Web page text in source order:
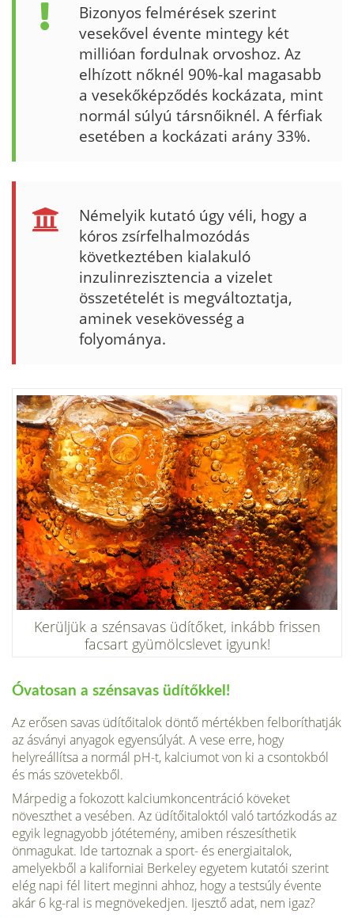
Bizonyos felmérések szerint
vesekővel évente mintegy két
millióan fordulnak orvoshoz. Az
elhízott nőknél 90%-kal magasabb
a vesekőképződés kockázata, mint
normál súlyú társnőiknél. A férfiak
esetében a kockázati arány 33%.
Némelyik kutató úgy véli, hogy a
kóros zsírfelhalmozódás
következtében kialakuló
inzulinrezisztencia a vizelet
összetételét is megváltoztatja,
aminek vesekövesség a
folyománya.
Kerüljük a szénsavas üdítőket, inkább frissen
facsart gyümölcslevet igyunk!
Óvatosan a szénsavas üdítőkkel!
Az erősen savas üdítőitalok döntő mértékben felboríthatják
az ásványi anyagok egyensúlyát. A vese erre, hogy
helyreállítsa a normál pH-t, kalciumot von ki a csontokból
és más szövetekből.
Márpedig a fokozott kalciumkoncentráció köveket
növeszthet a vesében. Az üdítőitaloktól való tartózkodás az
egyik legnagyobb jótétemény, amiben részesíthetik
önmagukat. Ide tartoznak a sport- és energiaitalok,
amelyekből a kaliforniai Berkeley egyetem kutatói szerint
elég napi fél litert meginni ahhoz, hogy a testsúly évente
akár 6 kg-ral is megnövekedjen. Ijesztő adat, nem igaz?